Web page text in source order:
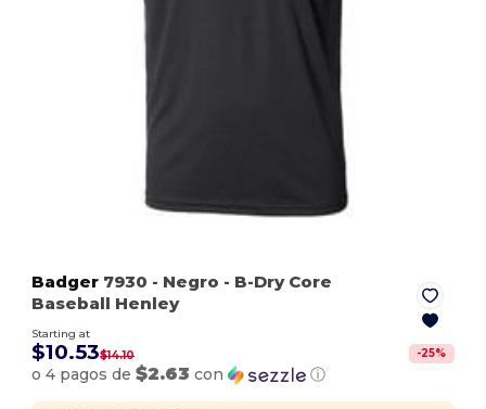
Badger 7930 - Negro - B-Dry Core
Baseball Henley
Starting at
$10.53$14.10 -25%
o 4 pagos de$2.63 con ⓘ